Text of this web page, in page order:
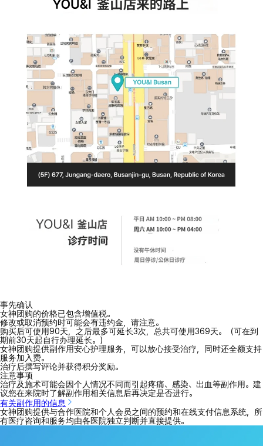
事先确认
女神团购的价格已包含增值税。
修改或取消预约时可能会有违约金，请注意。
购买后可使用90天，之后最多可延长3次，总共可使用369天。（可在到
期前30天起自行办理延长。）
女神团购提供副作用安心护理服务，可以放心接受治疗，同时还全额支持
服务加入费。
治疗后撰写评论并获得积分奖励。
注意事项
治疗及施术可能会因个人情况不同而引起疼痛、感染、出血等副作用。建
议您在来院时了解副作用相关信息后再决定是否进行。
有关副作用的信息
女神团购提供与合作医院和个人会员之间的预约和在线支付信息系统，所
有医疗咨询和服务均由各医院独立判断并直接提供。